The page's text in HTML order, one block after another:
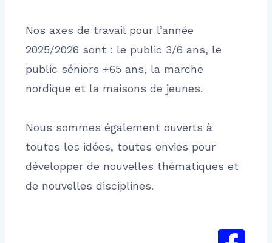
Nos axes de travail pour l’année
2025/2026 sont : le public 3/6 ans, le
public séniors +65 ans, la marche
nordique et la maisons de jeunes.
Nous sommes également ouverts à
toutes les idées, toutes envies pour
développer de nouvelles thématiques et
de nouvelles disciplines.